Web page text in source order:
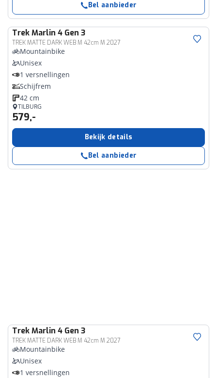
Bel aanbieder
TrekMarlin 4 Gen 3
TREK MATTE DARK WEB M 42cm M 2027
Mountainbike
Unisex
1 versnellingen
Schijfrem
42 cm
TILBURG
579,-
Bekijk details
Bel aanbieder
TrekMarlin 4 Gen 3
TREK MATTE DARK WEB M 42cm M 2027
Mountainbike
Unisex
1 versnellingen